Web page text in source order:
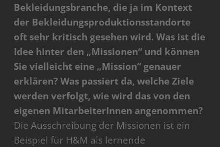
Bekleidungsbranche, die ja im Kontext
der Bekleidungsproduktionsstandorte
oft sehr kritisch gesehen wird. Was ist die
Idee hinter den „Missionen“ und können
Sie vielleicht eine „Mission“ genauer
erklären? Was passiert da, welche Ziele
werden verfolgt, wie wird das von den
eigenen MitarbeiterInnen angenommen?
Die Ausschreibung der Missionen ist ein
Beispiel für H&M als lernende